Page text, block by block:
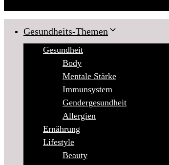
Gesundheits-Themen
Gesundheit
Body
Mentale Stärke
Immunsystem
Gendergesundheit
Allergien
Ernährung
Lifestyle
Beauty